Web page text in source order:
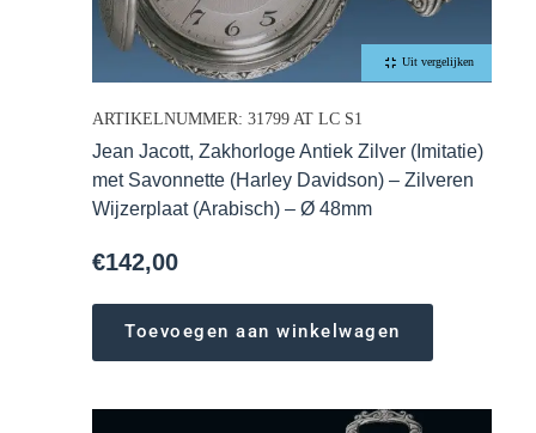
Uit vergelijken
ARTIKELNUMMER: 31799 AT LC S1
Jean Jacott, Zakhorloge Antiek Zilver (Imitatie)
met Savonnette (Harley Davidson) – Zilveren
Wijzerplaat (Arabisch) – Ø 48mm
€142,00
Toevoegen aan winkelwagen